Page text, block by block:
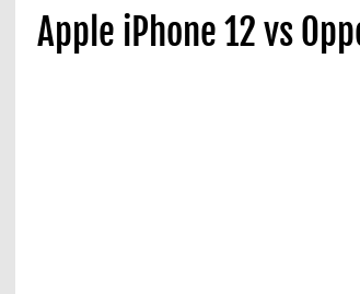
Apple iPhone 12 vs